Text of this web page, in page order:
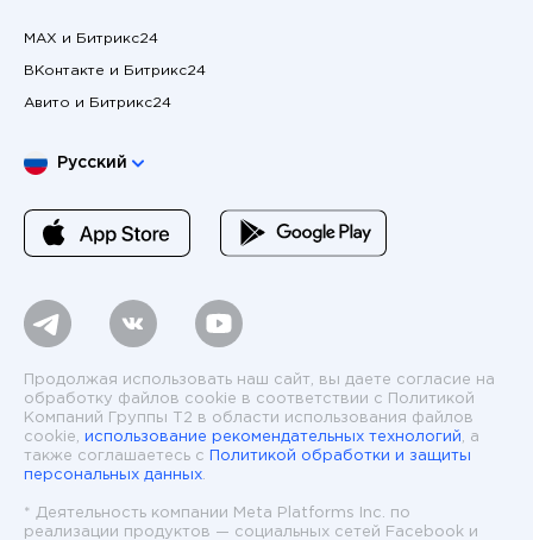
MAX и Битрикс24
ВКонтакте и Битрикс24
Авито и Битрикс24
Выберите язык
Русский
Продолжая использовать наш сайт, вы даете согласие на
обработку файлов cookie в соответствии с Политикой
Компаний Группы T2 в области использования файлов
cookie, использование рекомендательных технологий , а
также соглашаетесь с
Политикой обработки и защиты
персональных данных
* Деятельность компании Meta Platforms Inc. по
реализации продуктов — социальных сетей Facebook и